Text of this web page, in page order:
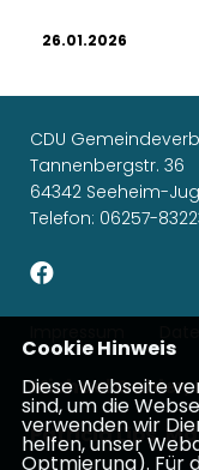
26.01.2026
CDU
Tannenbergstr. 36
64342 Seeheim-
Telefon: 06257-
Michael Gahler,
Patricia Lips,
Cookie Hinweis
Diese Webseite
sind, um die
verwenden wir
helfen, unser
Optmierung). Für